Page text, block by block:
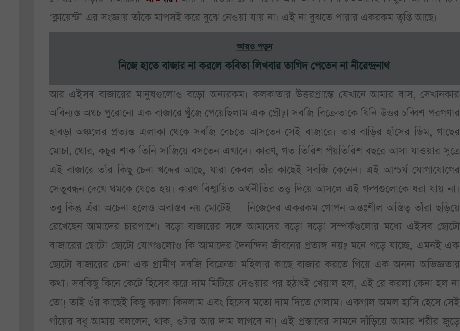
‘ক্লায়েন্ট’ এর সংজ্ঞায় তাঁকে মাপসই করে বুঝে নেওয়া যায় না। এই না বুঝতে পারার একরকম তৃপ্তি আছে।
আরও পড়ুন
নিজে হাতে বাজার না করলে কবিতা লিখবার তাগিদ পেতেন না নীরেন্দ্রনাথ
আর এইসব বাজারের মানুষগুলোও বড়ো অন্যরকম। কলকাতার উত্তরপ্রান্তে যেখানে আমার বাস, সেখানকার
অবিন্যস্ত অথচ পুরোনো এক বাজারে খুঁজে পেয়েছিলাম এক প্রৌঢ়া সবজি বিক্রেতাকে যিনি উত্তর চব্বিশ পরগণার
হাবড়া অঞ্চলের প্রত্যন্ত এলাকা থেকে সবজি বেচতে আসতেন সেই বাজারে। তার বাড়ির হাঁসের ডিম, গাছের
মোচা, থোর, কচুর শাক তিনি সাজিয়ে বসতেন এখানে। কারণ, গত তিরিশ পঁয়তিরিশ বছরে আসা যাওয়ার সূত্রে
এই বাজারে তাঁর কিছু চেনা খদ্দের আছে, যারা কেবল তাঁর কাছেই সবজি কেনেন। এই আশ্চর্য যোগাযোগের
সেতুবন্ধন দেখে থমকে যেতে হয়। কারণ বিশ্বায়িত অর্থনীতির তত্ত্ব দিয়ে আসলে এই গল্পগুলোকে ধরা যায় না।
তবু কিন্তু এঁরা অচেনা হলেও অবাস্তব নয় মোটেই – নিজেদের একরকম গোপন অন্তঃশীল অস্তিত্ব তাঁরা ছড়িয়ে
রেখেছেন আমাদের চারপাশে। বড়ো বাজারের সঙ্গে আমাদের বড়ো বড়ো সম্পর্কগুলোর মধ্যে এইসব ছোটো
বাজারের ছোটো ছোটো যোগগুলোও কি আমাদের দৈনন্দিন জীবনের প্রত্যঙ্গ নয়? মনে পড়ে যাচ্ছে, এমনই এক
ছোটো বাজারের চেনা এক গ্রামীণ সবজি বিক্রেতা মহিলার কাছে বাজার করতে গিয়ে এক অনন্য অভিজ্ঞতার
কথা। সবকিছু কিনে কেটে হিসেব করে দাম মিটিয়ে দেওয়ার পর হঠাৎই খেয়াল হল, এই রে করলা কেনা হল না
তো! তাই ওঁর কাছেই কিছু করলা কিনলাম এবং হিসেব মতো দাম দিতে গেলাম। একগাল অমল হাসি হেসে সেই
গাঁয়ের বধূ আমায় বললেন, থাক, ওটার আর দাম লাগবে না! এই প্রস্তাবের সামনে দাঁড়িয়ে আমার শরীর জুড়ে